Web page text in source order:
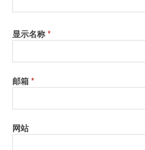
显示名称*
邮箱*
网站